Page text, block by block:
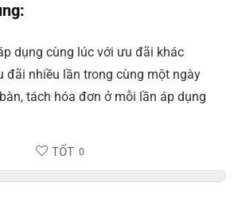
dụng cùng lúc với ưu đãi khác
đãi nhiều lần trong cùng một ngày
tách hóa đơn ở mỗi lần áp dụng
TỐT 0